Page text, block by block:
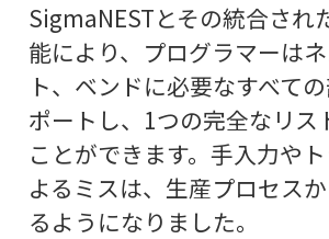
SigmaNESTとその統合され
能により、プログラマーは
ト、ベンドに必要なすべて
ポートし、1つの完全なリス
ことができます。手入力や
よるミスは、生産プロセス
るようになりました。